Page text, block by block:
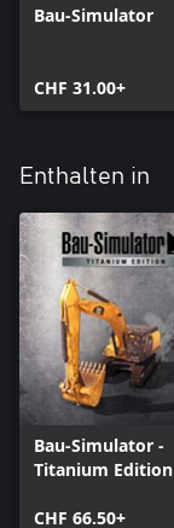
Bau-Simulator
CHF 31.00+
Enthalten in
Bau-Simulator -
Titanium Edition
CHF 66.50+